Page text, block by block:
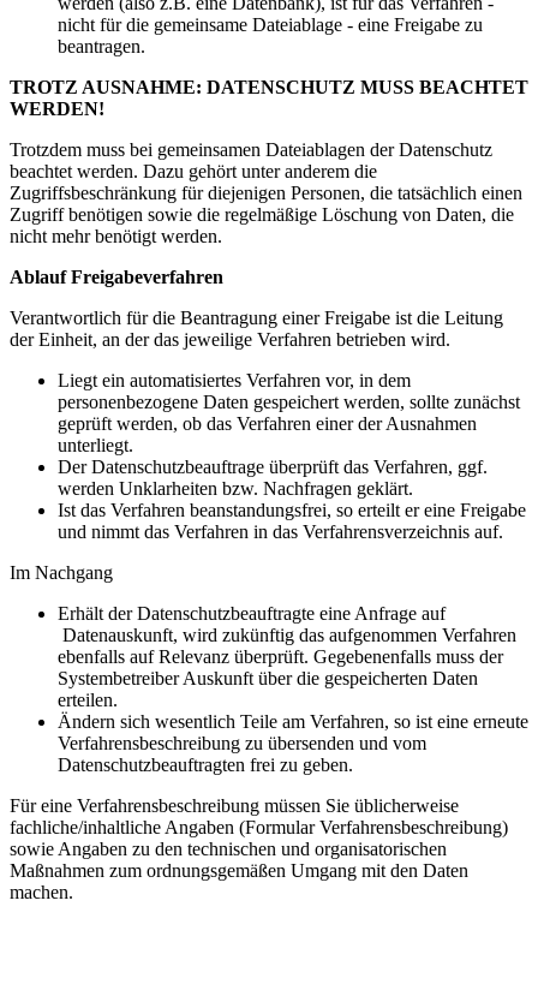
nicht für die gemeinsame Dateiablage - eine Freigabe zu
beantragen.
TROTZ AUSNAHME: DATENSCHUTZ MUSS BEACHTET
WERDEN!
Trotzdem muss bei gemeinsamen Dateiablagen der Datenschutz
beachtet werden. Dazu gehört unter anderem die
Zugriffsbeschränkung für diejenigen Personen, die tatsächlich einen
Zugriff benötigen sowie die regelmäßige Löschung von Daten, die
nicht mehr benötigt werden.
Ablauf Freigabeverfahren
Verantwortlich für die Beantragung einer Freigabe ist die Leitung
der Einheit, an der das jeweilige Verfahren betrieben wird.
Liegt ein automatisiertes Verfahren vor, in dem
personenbezogene Daten gespeichert werden, sollte zunächst
geprüft werden, ob das Verfahren einer der Ausnahmen
unterliegt.
Der Datenschutzbeauftrage überprüft das Verfahren, ggf.
werden Unklarheiten bzw. Nachfragen geklärt.
Ist das Verfahren beanstandungsfrei, so erteilt er eine Freigabe
und nimmt das Verfahren in das Verfahrensverzeichnis auf.
Im Nachgang
Erhält der Datenschutzbeauftragte eine Anfrage auf
Datenauskunft, wird zukünftig das aufgenommen Verfahren
ebenfalls auf Relevanz überprüft. Gegebenenfalls muss der
Systembetreiber Auskunft über die gespeicherten Daten
erteilen.
Ändern sich wesentlich Teile am Verfahren, so ist eine erneute
Verfahrensbeschreibung zu übersenden und vom
Datenschutzbeauftragten frei zu geben.
Für eine Verfahrensbeschreibung müssen Sie üblicherweise
fachliche/inhaltliche Angaben (Formular Verfahrensbeschreibung)
sowie Angaben zu den technischen und organisatorischen
Maßnahmen zum ordnungsgemäßen Umgang mit den Daten
machen.